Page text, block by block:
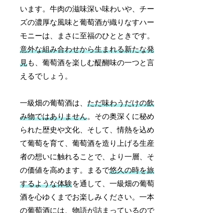
います。牛肉の滋味深い味わいや、チー
ズの濃厚な風味と葡萄酒が織りなすハー
モニーは、まさに至福のひとときです。
意外な組み合わせから生まれる新たな発
見も、葡萄酒を楽しむ醍醐味の一つと言
えるでしょう。
一級畑の葡萄酒は、ただ味わうだけの飲
み物ではありません。その奥深くに秘め
られた歴史や文化、そして、情熱を込め
て葡萄を育て、葡萄酒を造り上げる生産
者の想いに触れることで、より一層、そ
の価値を高めます。まるで悠久の時を旅
するような体験を通して、一級畑の葡萄
酒を心ゆくまでお楽しみください。一本
の葡萄酒には、物語が詰まっているので